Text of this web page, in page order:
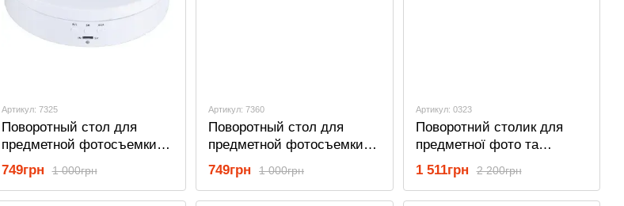
Артикул: 7325
Поворотный стол для
предметной фотосъемки и
демонстрации предметов с
3-мя скоростями OEM TT-
13, диаметром 13 см,
1 000грн
749грн
Артикул: 7360
Поворотный стол для
предметной фотосъемки и
демонстрации предметов с
3-мя скоростями OEM TT-
13, диаметром 13 см,
1 000грн
749грн
Артикул: 0323
Поворотний столик для
предметної фото та
відеозйомки Andoer TT-19,
19 см, білий, з
дзеркальною накладкою
2 200грн
1 511грн